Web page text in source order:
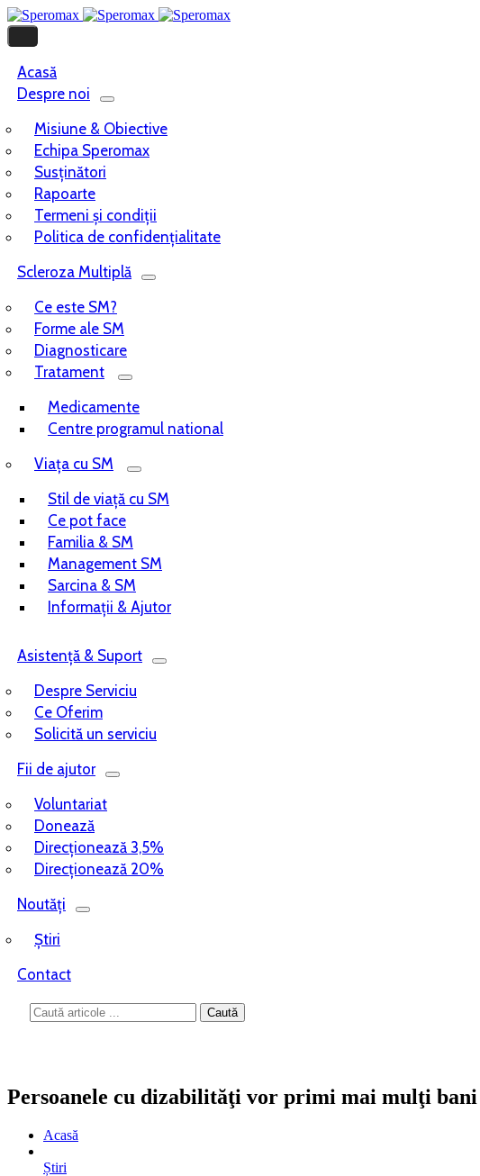
Acasă
Despre noi
Misiune & Obiective
Echipa Speromax
Susținători
Rapoarte
Termeni și condiții
Politica de confidențialitate
Scleroza Multiplă
Ce este SM?
Forme ale SM
Diagnosticare
Tratament
Medicamente
Centre programul national
Viața cu SM
Stil de viață cu SM
Ce pot face
Familia & SM
Management SM
Sarcina & SM
Informații & Ajutor
Asistență & Suport
Despre Serviciu
Ce Oferim
Solicită un serviciu
Fii de ajutor
Voluntariat
Donează
Direcționează 3,5%
Direcționează 20%
Noutăți
Știri
Contact
Persoanele cu dizabilităţi vor primi mai mulţi bani
Acasă
Știri